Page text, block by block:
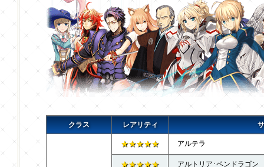
クラス レアリティ
★★★★★ アルテラ
★★★★★ アルトリア･ペンドラゴン